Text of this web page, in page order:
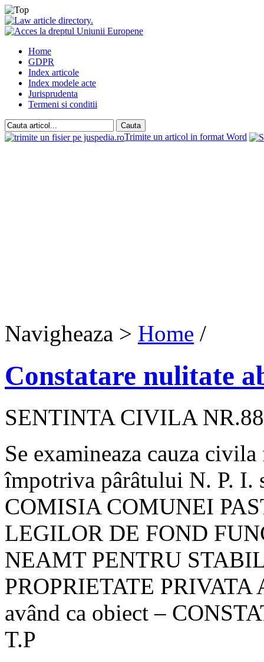
Home
GDPR
Index articole
Index modele acte
Jurisprudenta
Termeni si conditii
Trimite un articol in format Word
Navigheaza > Home /
Constatare nulitate
SENTINTA CIVILA
Se examineaza cauza
împotriva pârâtului N. P. I.
COMISIA COMUNEI
LEGILOR DE FOND
NEAMT PENTRU
PROPRIETATE
având ca obiect –
T.P